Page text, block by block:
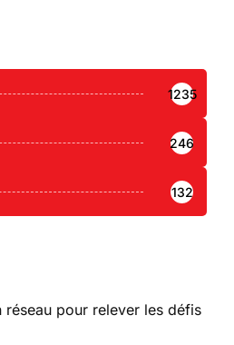
1235
246
132
réseau pour relever les défis